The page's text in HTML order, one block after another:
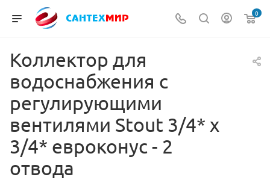
0
Коллектор для
водоснабжения с
регулирующими
вентилями Stout 3/4* х
3/4* евроконус - 2
отвода